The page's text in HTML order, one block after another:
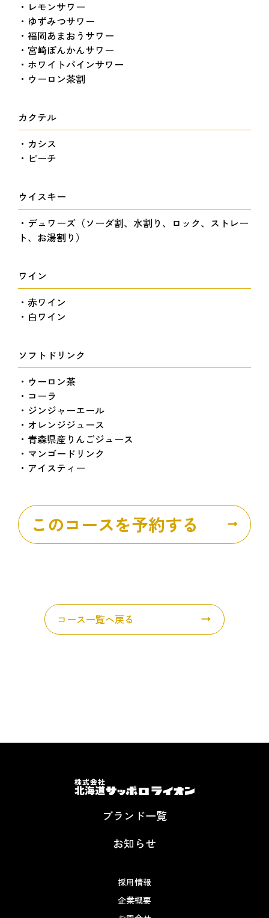
・レモンサワー
・ゆずみつサワー
・福岡あまおうサワー
・宮崎ぽんかんサワー
・ホワイトパインサワー
・ウーロン茶割
カクテル
・カシス
・ピーチ
ウイスキー
・デュワーズ（ソーダ割、水割り、ロック、ストレー
ト、お湯割り）
ワイン
・赤ワイン
・白ワイン
ソフトドリンク
・ウーロン茶
・コーラ
・ジンジャーエール
・オレンジジュース
・青森県産りんごジュース
・マンゴードリンク
・アイスティー
このコースを予約する
コース一覧へ戻る
ブランド一覧
お知らせ
採用情報
企業概要